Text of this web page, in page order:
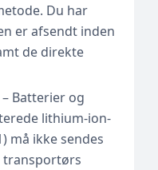
Du har
er afsendt inden
de direkte
– Batterier og
lithium-ion-
må ikke sendes
transportørs